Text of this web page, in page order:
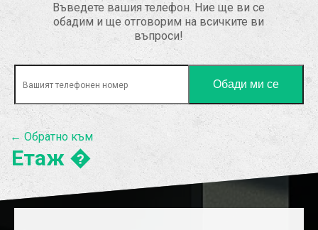
Въведете вашия телефон. Ние ще ви се
обадим и ще отговорим на всичките ви
въпроси!
← Обратно към
Етаж �